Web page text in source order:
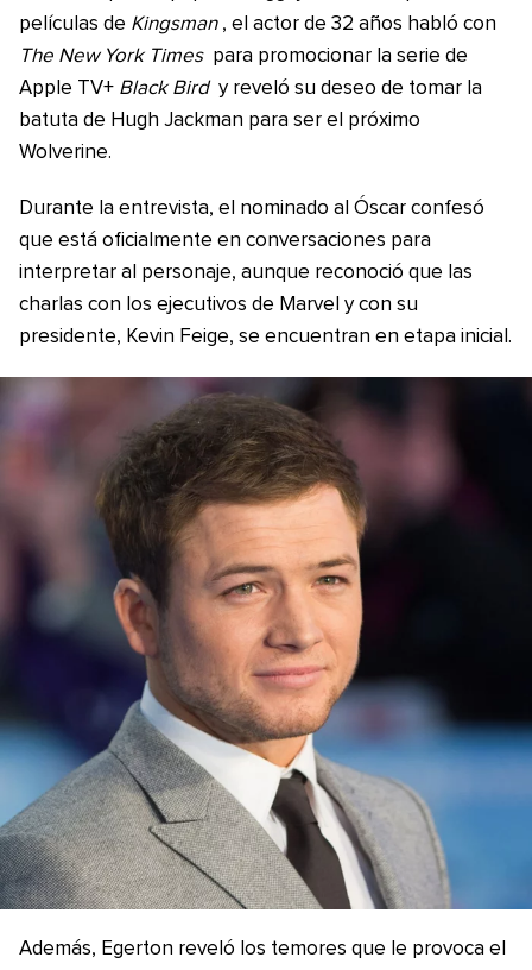
películas de Kingsman , el actor de 32 años habló con
The New York Times para promocionar la serie de
Apple TV+ Black Bird y reveló su deseo de tomar la
batuta de Hugh Jackman para ser el próximo
Wolverine.
Durante la entrevista, el nominado al Óscar confesó
que está oficialmente en conversaciones para
interpretar al personaje, aunque reconoció que las
charlas con los ejecutivos de Marvel y con su
presidente, Kevin Feige, se encuentran en etapa inicial.
Además, Egerton reveló los temores que le provoca el